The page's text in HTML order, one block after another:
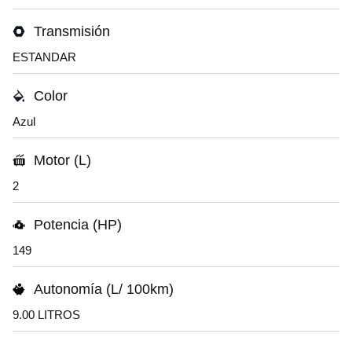
Transmisión
ESTANDAR
Color
Azul
Motor (L)
2
Potencia (HP)
149
Autonomía (L/ 100km)
9.00 LITROS